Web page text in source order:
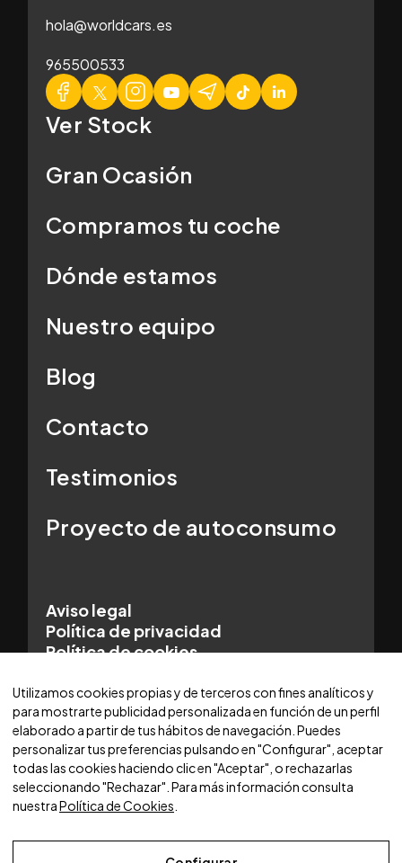
hola@worldcars.es
965500533
Ver Stock
Gran Ocasión
Compramos tu coche
Dónde estamos
Nuestro equipo
Blog
Contacto
Testimonios
Proyecto de autoconsumo
Aviso legal
Política de privacidad
Política de cookies
Utilizamos cookies propias y de terceros con fines analíticos y
para mostrarte publicidad personalizada en función de un perfil
elaborado a partir de tus hábitos de navegación. Puedes
personalizar tus preferencias pulsando en "Configurar", aceptar
todas las cookies haciendo clic en "Aceptar", o rechazarlas
seleccionando "Rechazar". Para más información consulta
nuestraPolítica de Cookies